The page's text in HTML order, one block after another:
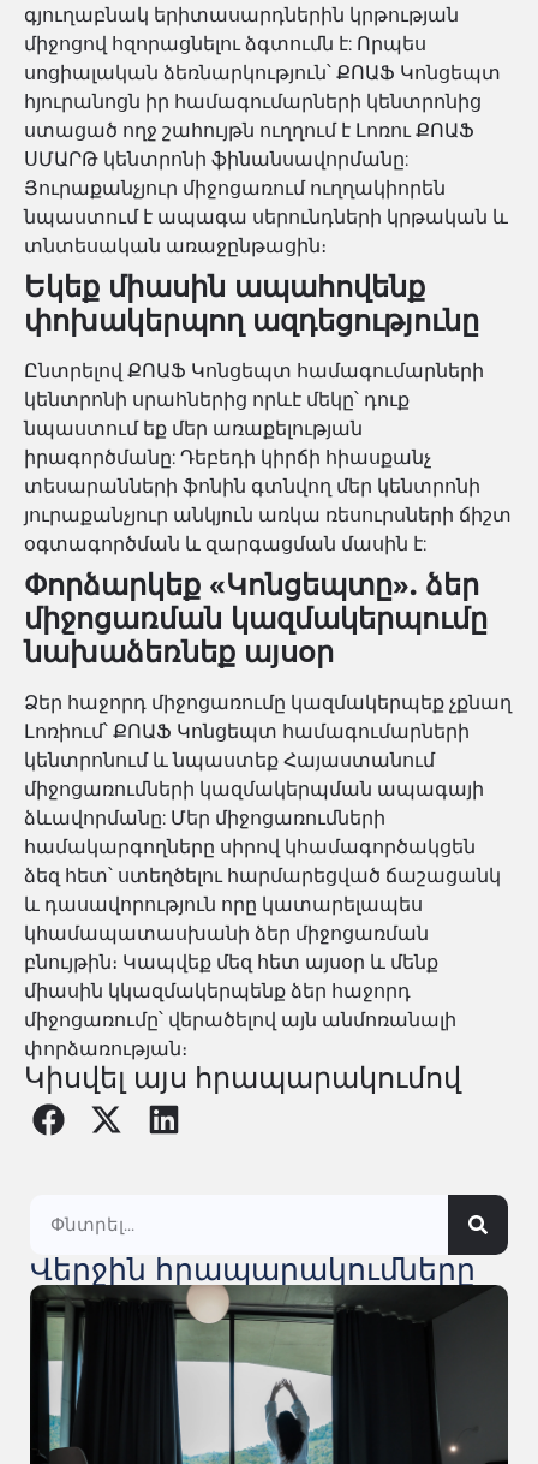
գյուղաբնակ երիտասարդներին կրթության
միջոցով հզորացնելու ձգտումն է: Որպես
սոցիալական ձեռնարկություն՝ ՔՈԱՖ Կոնցեպտ
հյուրանոցն իր համագումարների կենտրոնից
ստացած ողջ շահույթն ուղղում է Լոռու ՔՈԱՖ
ՍՄԱՐԹ կենտրոնի ֆինանսավորմանը:
Յուրաքանչյուր միջոցառում ուղղակիորեն
նպաստում է ապագա սերունդների կրթական և
տնտեսական առաջընթացին։
Եկեք միասին ապահովենք
փոխակերպող ազդեցությունը
Ընտրելով ՔՈԱՖ Կոնցեպտ համագումարների
կենտրոնի սրահներից որևէ մեկը՝ դուք
նպաստում եք մեր առաքելության
իրագործմանը: Դեբեդի կիրճի հիասքանչ
տեսարանների ֆոնին գտնվող մեր կենտրոնի
յուրաքանչյուր անկյուն առկա ռեսուրսների ճիշտ
օգտագործման և զարգացման մասին է:
Փորձարկեք «Կոնցեպտը». ձեր
միջոցառման կազմակերպումը
նախաձեռնեք այսօր
Ձեր հաջորդ միջոցառումը կազմակերպեք չքնաղ
Լոռիում՝ ՔՈԱՖ Կոնցեպտ համագումարների
կենտրոնում և նպաստեք Հայաստանում
միջոցառումների կազմակերպման ապագայի
ձևավորմանը: Մեր միջոցառումների
համակարգողները սիրով կհամագործակցեն
ձեզ հետ՝ ստեղծելու հարմարեցված ճաշացանկ
և դասավորություն որը կատարելապես
կհամապատասխանի ձեր միջոցառման
բնույթին։ Կապվեք մեզ հետ այսօր և մենք
միասին կկազմակերպենք ձեր հաջորդ
միջոցառումը՝ վերածելով այն անմոռանալի
փորձառության։
Կիսվել այս հրապարակումով
Վերջին հրապարակումները